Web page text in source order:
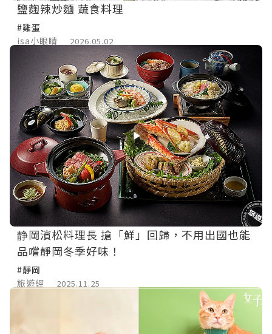
鹽麴辣炒麵 蔬食料理
#雞蛋
isa小眼睛
2026.05.02
静岡濱松料理長 搶「鮮」回歸，不用出國也能
品嚐靜岡冬季好味！
#靜岡
旅遊經
2025.11.25